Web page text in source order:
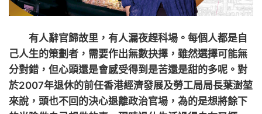
有人辭官歸故里，有人漏夜趕科場。每個人都是自
己人生的策劃者，需要作出無數抉擇，雖然選擇可能無
分對錯，但心頭還是會感受得到是苦還是甜的多呢。對
於2007年退休的前任香港經濟發展及勞工局局長葉澍堃
來說，頭也不回的決心退離政治官場，為的是想將餘下